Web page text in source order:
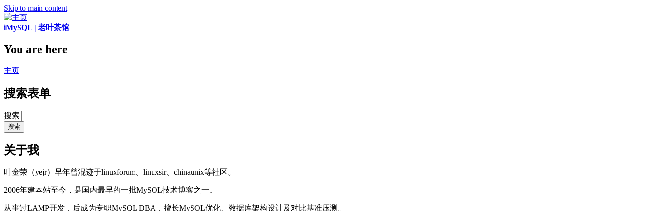
Skip to main content
iMySQL | 老叶茶馆
You are here
主页
搜索表单
搜索
关于我
叶金荣（yejr）早年曾混迹于linuxforum、linuxsir、chinaunix等社区。
2006年建本站至今，是国内最早的一批MySQL技术博客之一。
从事过LAMP开发，后成为专职MySQL DBA，擅长MySQL优化、数据库架构设计及对比基准压测。